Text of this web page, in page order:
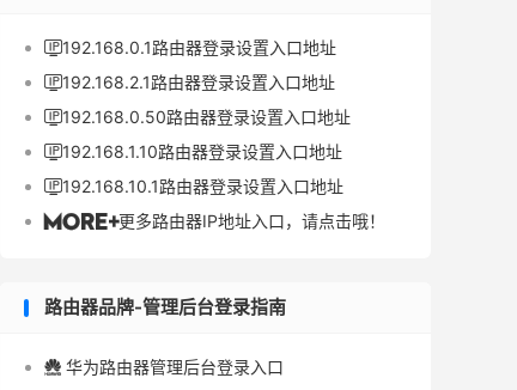
192.168.0.1路由器登录设置入口地址
192.168.2.1路由器登录设置入口地址
192.168.0.50路由器登录设置入口地址
192.168.1.10路由器登录设置入口地址
192.168.10.1路由器登录设置入口地址
更多路由器IP地址入口，请点击哦！
路由器品牌-管理后台登录指南
 华为路由器管理后台登录入口